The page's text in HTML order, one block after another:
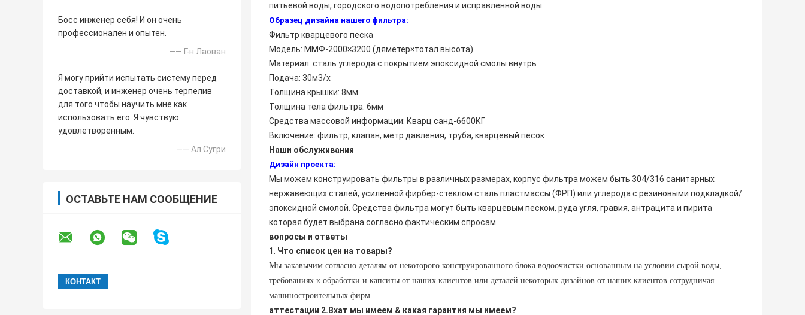
Босс инженер себя! И он очень
профессионален и опытен.
—— Г-н Лаован
Я могу прийти испытать систему перед
доставкой, и инженер очень терпелив
для того чтобы научить мне как
использовать его. Я чувствую
удовлетворенным.
—— Ал Сугри
ОСТАВЬТЕ НАМ СООБЩЕНИЕ
питьевой воды, городского водопотребления и исправленной воды.
Образец дизайна нашего фильтра:
Фильтр кварцевого песка
Модель: ММФ-2000×3200 (дяметер×тотал высота)
Материал: сталь углерода с покрытием эпоксидной смолы внутрь
Подача: 30м3/х
Толщина крышки: 8мм
Толщина тела фильтра: 6мм
Средства массовой информации: Кварц санд-6600КГ
Включение: фильтр, клапан, метр давления, труба, кварцевый песок
Наши обслуживания
Дизайн проекта:
Мы можем конструировать фильтры в различных размерах, корпус фильтра можем быть 304/316 санитарных
нержавеющих сталей, усиленной фирбер-стеклом сталь пластмассы (ФРП) или углерода с резиновыми подкладкой/
эпоксидной смолой. Средства фильтра могут быть кварцевым песком, руда угля, гравия, антрацита и пирита
которая будет выбрана согласно фактическим спросам.
вопросы и ответы
1. Что список цен на товары?
Мы закавычим согласно деталям от некоторого конструированного блока водоочистки основанным на условии сырой воды,
требованиях к обработки и капситы от наших клиентов или деталей некоторых дизайнов от наших клиентов сотрудничая
машиностроительных фирм.
аттестации 2.Вхат мы имеем & какая гарантия мы имеем?